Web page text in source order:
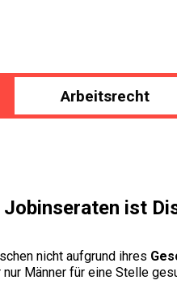
Arbeitsrecht
ist
nicht aufgrund ihres
nur Männer für eine Stelle